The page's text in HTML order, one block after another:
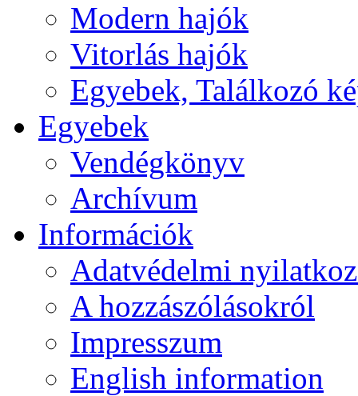
Modern hajók
Vitorlás hajók
Egyebek, Találkozó
Egyebek
Vendégkönyv
Archívum
Információk
Adatvédelmi
A hozzászólásokról
Impresszum
English information